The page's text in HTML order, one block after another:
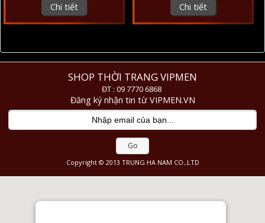
Chi tiết Chi tiết
SHOP THỜI TRANG VIPMEN
ĐT : 09 7770 6868
Đăng ký nhận tin từ VIPMEN.VN
Go
Copyright © 2013 TRUNG HA NAM CO.,LTD